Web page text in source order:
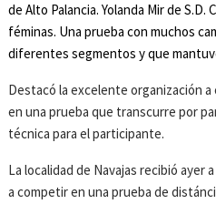
de Alto Palancia. Yolanda Mir de
féminas. Una prueba con muchos
diferentes segmentos y que
Destacó la excelente organización a
en una prueba que transcurre por
técnica para el participante.
La localidad de Navajas recibió ayer
a competir en una prueba de